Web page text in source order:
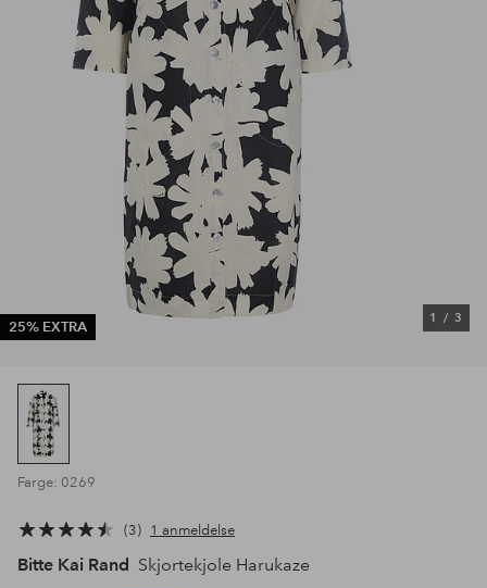
25% EXTRA
1 / 3
Farge: 0269
3 1 anmeldelse
Bitte Kai Rand
Skjortekjole Harukaze